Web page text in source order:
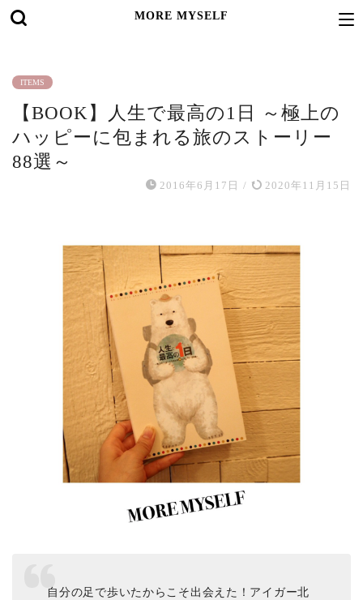
MORE MYSELF
ITEMS
【BOOK】人生で最高の1日 ～極上の
ハッピーに包まれる旅のストーリー
88選～
2016年6月17日 / 2020年11月15日
自分の足で歩いたからこそ出会えた！アイガー北